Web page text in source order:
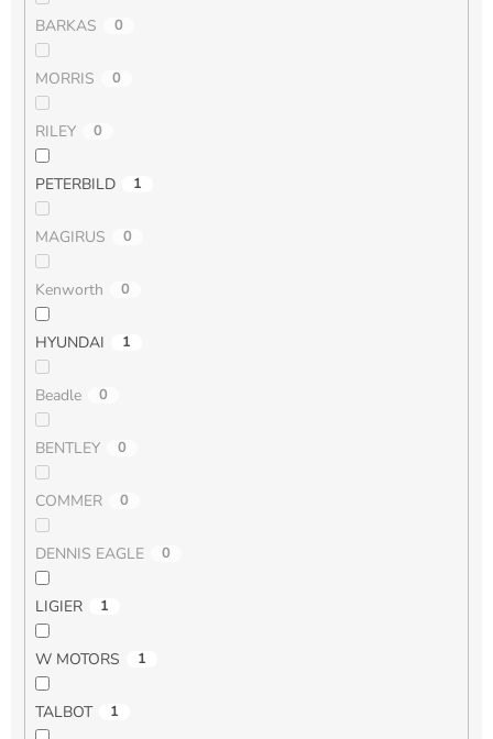
BARKAS 0
MORRIS 0
RILEY 0
PETERBILD 1
MAGIRUS 0
Kenworth 0
HYUNDAI 1
Beadle 0
BENTLEY 0
COMMER 0
DENNIS EAGLE 0
LIGIER 1
W MOTORS 1
TALBOT 1